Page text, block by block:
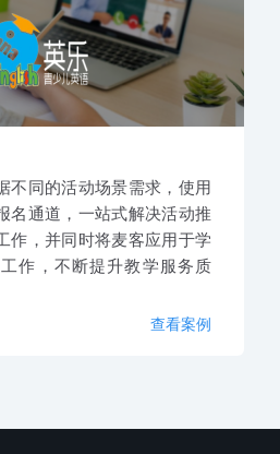
不同的活动场景需求，使用
名通道，一站式解决活动推
作，并同时将麦客应用于学
作，不断提升教学服务质
查看案例